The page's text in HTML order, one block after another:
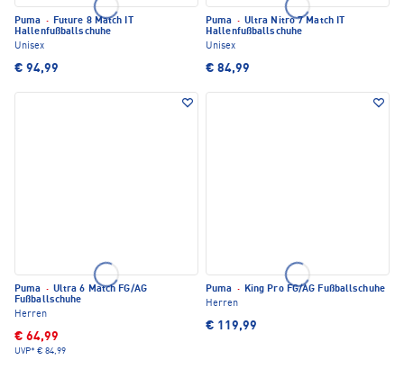
Puma · Future 8 Match IT
Hallenfußballschuhe
Unisex
€ 94,99
Puma · Ultra Nitro 7 Match IT
Hallenfußballschuhe
Unisex
€ 84,99
Puma · Ultra 6 Match FG/AG
Fußballschuhe
Herren
€ 64,99
UVP* € 84,99
Puma · King Pro FG/AG Fußballschuhe
Herren
€ 119,99